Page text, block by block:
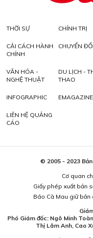
THỜI SỰ CHÍNH TRỊ
CẢI CÁCH HÀNH
CHÍNH
CHUYỂN
VĂN HÓA -
NGHỆ THUẬT
DU LỊCH -
THAO
INFOGRAPHIC EMAGAZINE
LIÊN HỆ QUẢNG
CÁO
© 2005 - 2023
Cơ quan
Giấy phép xuất bản
Báo Cà Mau giữ
Phó Giám đốc: Ngô Minh
Thị Lâm Anh, Cao